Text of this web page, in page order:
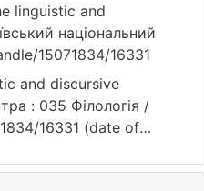
linguistic and
національний
15071834/16331
and discursive
: 035 Філологія /
16331 (date of